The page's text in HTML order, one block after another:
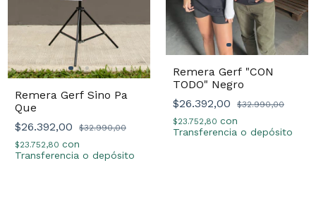
Remera Gerf Sino Pa
Que
$26.392,00
$32.990,00
$23.752,80 con
Transferencia o depósito
Remera Gerf "CON
TODO" Negro
$26.392,00
$32.990,00
$23.752,80 con
Transferencia o depósito